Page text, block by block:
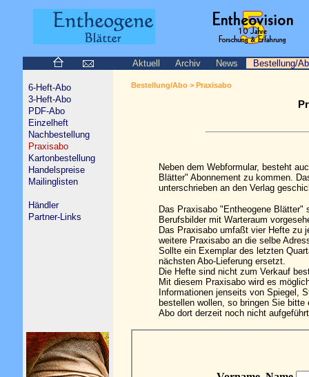
Aktuell Archiv News Bestellung/
6-Heft-Abo
3-Heft-Abo
PDF-Abo
Einzelheft
Nachbestellung
Praxisabo
Kartonbestellung
Handelspreise
Mailinglisten
Händler
Partner-Links
Bestellung/Abo > Praxisabo
Neben dem Webformular, besteht
Blätter" Abonnement zu kommen.
unterschrieben an den Verlag
Das Praxisabo "Entheogene Blätter"
Berufsbilder mit Warteraum
Das Praxisabo umfaßt vier Hefte zu
weitere Praxisabo an die selbe
Sollte ein Exemplar des letzten
nächsten Abo-Lieferung ersetzt.
Die Hefte sind nicht zum Verkauf
Mit diesem Praxisabo wird es
Informationen jenseits von Spiegel,
bestellen wollen, so bringen Sie
Abo dort derzeit noch nicht